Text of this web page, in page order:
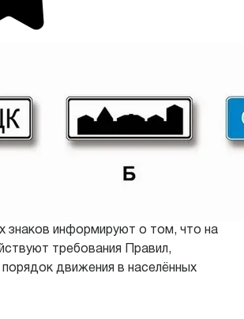
знаков информируют о том, что на
требования Правил,
движения в населённых